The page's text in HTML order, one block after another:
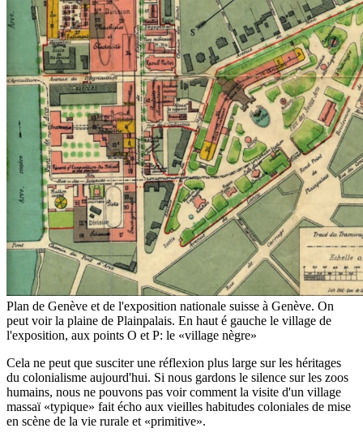
Plan de Genève et de l'exposition nationale suisse à Genève. On
peut voir la plaine de Plainpalais. En haut é gauche le village de
l'exposition, aux points O et P: le «village nègre»
Cela ne peut que susciter une réflexion plus large sur les héritages
du colonialisme aujourd'hui. Si nous gardons le silence sur les zoos
humains, nous ne pouvons pas voir comment la visite d'un village
massaï «typique» fait écho aux vieilles habitudes coloniales de mise
en scène de la vie rurale et «primitive».